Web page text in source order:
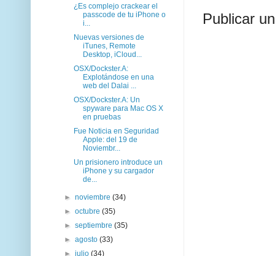
Publicar
¿Es complejo crackear el
passcode de tu iPhone o
i...
Nuevas versiones de
iTunes, Remote
Desktop, iCloud...
OSX/Dockster.A:
Explotándose en una
web del Dalai ...
OSX/Dockster.A: Un
spyware para Mac OS X
en pruebas
Fue Noticia en Seguridad
Apple: del 19 de
Noviembr...
Un prisionero introduce un
iPhone y su cargador
de...
►noviembre(34)
►octubre(35)
►septiembre(35)
►agosto(33)
►julio(34)